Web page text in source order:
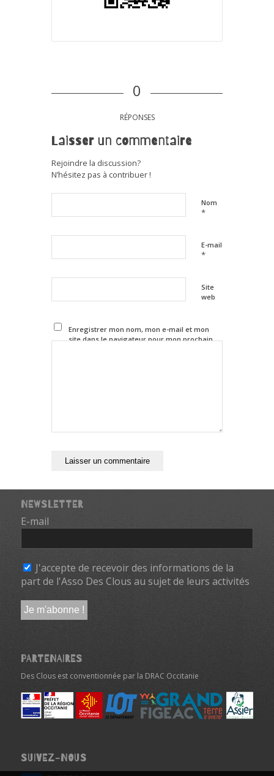
0
RÉPONSES
Laisser un commentaire
Rejoindre la discussion?
N’hésitez pas à contribuer !
Nom
*
E-mail
*
Site
web
Enregistrer mon nom, mon e-mail et mon
site dans le navigateur pour mon prochain
NEWSLETTER
E-mail
J'accepte de recevoir des informations de la
part de l'Asso Des Clous au sujet de leurs activités
PARTENAIRES
Des Clous est conventionnée par la DRAC Occitanie
SUIVEZ-NOUS